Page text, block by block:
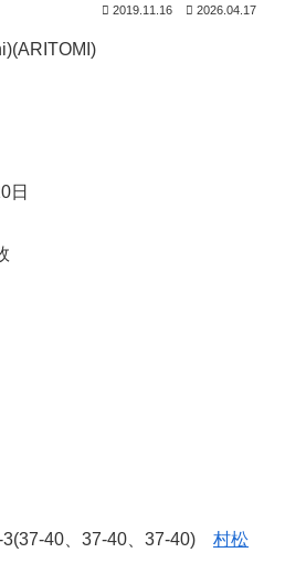
2019.11.16 2026.04.17
日
40、37-40、37-40) 村松